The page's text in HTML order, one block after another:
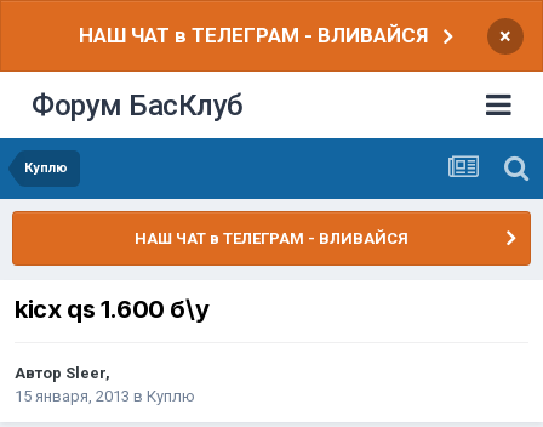
НАШ ЧАТ в ТЕЛЕГРАМ - ВЛИВАЙСЯ ×
Форум БасКлуб
Куплю
НАШ ЧАТ в ТЕЛЕГРАМ - ВЛИВАЙСЯ
kicx qs 1.600 б\у
Автор Sleer,
15 января, 2013 в Куплю